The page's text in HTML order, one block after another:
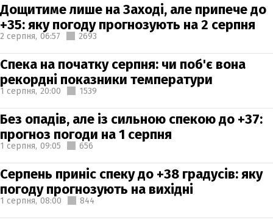
Дощитиме лише на Заході, але припече до
+35: яку погоду прогнозують на 2 серпня
2 серпня, 06:57 2693
Спека на початку серпня: чи поб'є вона
рекордні показники температури
1 серпня, 20:00 1539
Без опадів, але із сильною спекою до +37:
прогноз погоди на 1 серпня
1 серпня, 09:05 656
Серпень приніс спеку до +38 градусів: яку
погоду прогнозують на вихідні
1 серпня, 08:00 844